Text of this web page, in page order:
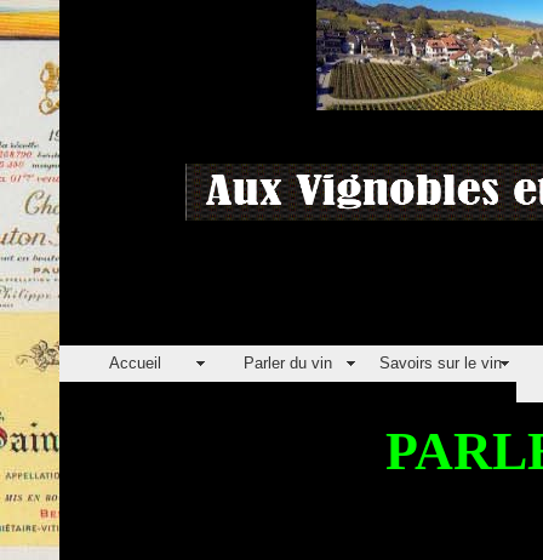
Accueil Parler du vin Savoirs sur le vin